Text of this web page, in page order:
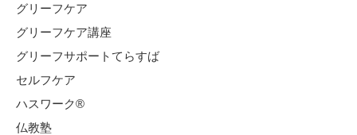
グリーフケア
グリーフケア講座
グリーフサポートてらすば
セルフケア
ハスワーク®
仏教塾